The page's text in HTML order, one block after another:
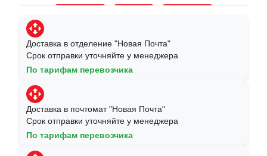
Доставка в отделение "Новая Почта"
Срок отправки уточняйте у менеджера
По тарифам перевозчика
Доставка в почтомат "Новая Почта"
Срок отправки уточняйте у менеджера
По тарифам перевозчика